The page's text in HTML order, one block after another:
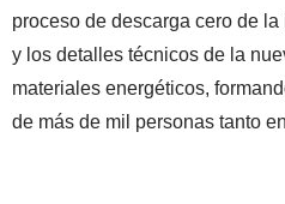
proceso de descarga cero de
y los detalles técnicos de la
materiales energéticos,
de más de mil personas tanto